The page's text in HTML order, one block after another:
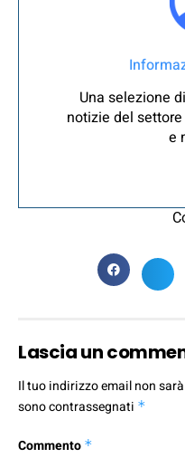
Una selezione
notizie del
e
Lascia un
Il tuo indirizzo email non
sono contrassegnati *
Commento *